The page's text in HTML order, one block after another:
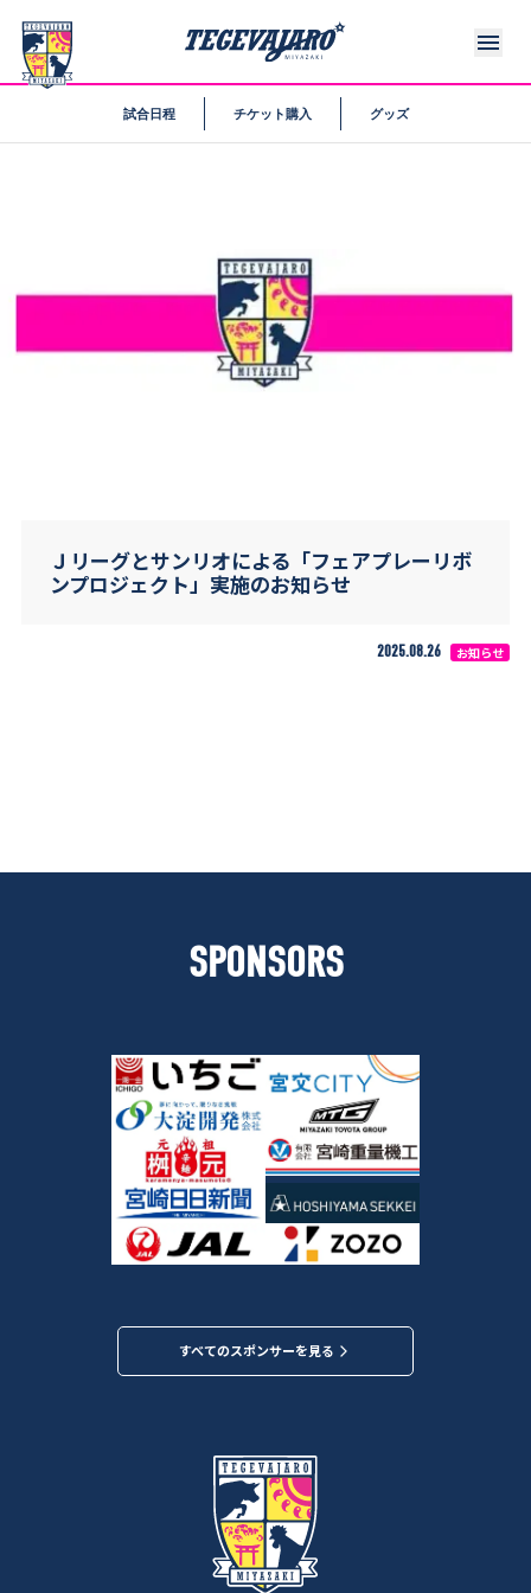
試合日程 チケット購入 グッズ
Ｊリーグとサンリオによる「フェアプレーリボ
ンプロジェクト」実施のお知らせ
2025.08.26 お知らせ
SPONSORS
すべてのスポンサーを見る